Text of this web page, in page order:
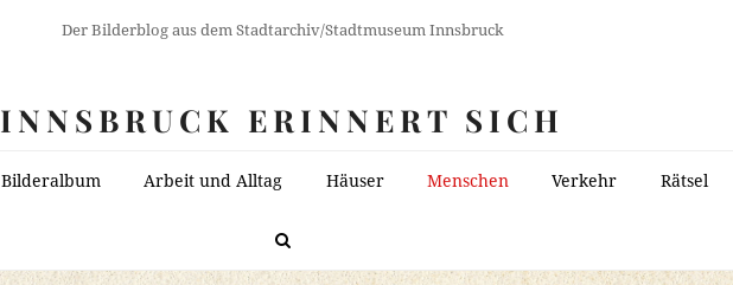
Der Bilderblog aus dem Stadtarchiv/Stadtmuseum Innsbruck
INNSBRUCK ERINNERT SICH
Bilderalbum Arbeit und Alltag Häuser Menschen Verkehr Rätsel